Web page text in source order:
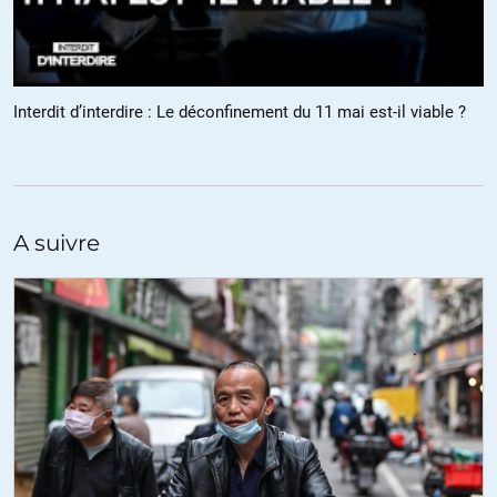
n’est pas celle du sens commun ni du peuple. Y a qu’à voir les
risettes avé macron d’un coté et les leviers de boucliers
pavloviennes de l’autre.
+11
Et tous les assoiffés ?.. Les buveurs d eau de source.. De
Ils sont chrétiens et communistes à la fois..
Mon argument tombe a l eau?….. Non
Cristaline….. Christ…. Staline…..
ALERTER
Anouchka //15.04.2020 à 17h34
Interdit d’interdire : Le déconfinement du 11 mai est-il viable ?
A suivre